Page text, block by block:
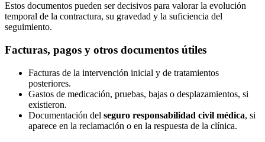
Estos documentos pueden ser decisivos para valorar la evolución
temporal de la contractura, su gravedad y la suficiencia del
seguimiento.
Facturas, pagos y otros documentos útiles
Facturas de la intervención inicial y de tratamientos
posteriores.
Gastos de medicación, pruebas, bajas o desplazamientos, si
existieron.
Documentación del seguro responsabilidad civil médica, si
aparece en la reclamación o en la respuesta de la clínica.